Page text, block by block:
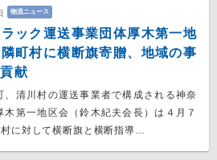
物流ニュース
ック運送事業団体厚木第一地
町村に横断旗寄贈、地域の事
献
、清川村の運送事業者で構成される神奈
木第一地区会（鈴木紀夫会長）は４月７
に対して横断旗と横断指導…